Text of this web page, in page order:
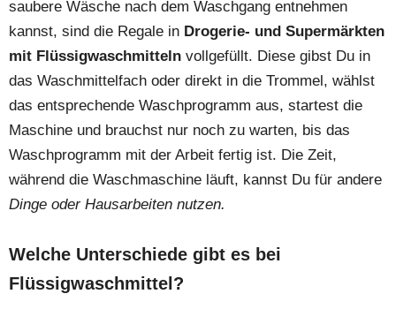
saubere Wäsche nach dem Waschgang entnehmen
kannst, sind die Regale in Drogerie- und Supermärkten
mit Flüssigwaschmitteln vollgefüllt. Diese gibst Du in
das Waschmittelfach oder direkt in die Trommel, wählst
das entsprechende Waschprogramm aus, startest die
Maschine und brauchst nur noch zu warten, bis das
Waschprogramm mit der Arbeit fertig ist. Die Zeit,
während die Waschmaschine läuft, kannst Du für andere
Dinge oder Hausarbeiten nutzen.
Welche Unterschiede gibt es bei
Flüssigwaschmittel?